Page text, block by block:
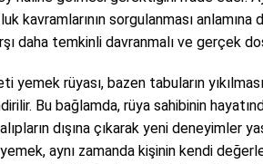
kavramlarının sorgulanması anlamına
daha temkinli davranmalı ve gerçek
rüyası, bazen tabuların yıkılması
Bu bağlamda, rüya sahibinin
dışına çıkarak yeni deneyimler
aynı zamanda kişinin kendi